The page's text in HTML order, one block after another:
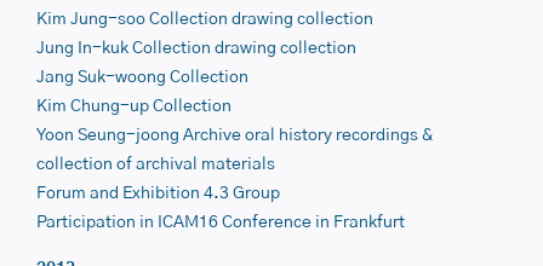
Kim Jung-soo Collection drawing collection
Jung In-kuk Collection drawing collection
Jang Suk-woong Coll ection
Kim Chung-up Collection
Yoon Seung-joong Archive oral history recordings &
collection of archival materials
Forum and Exhibition 4.3 Group
Participation in ICAM16 Conference in Frankfurt